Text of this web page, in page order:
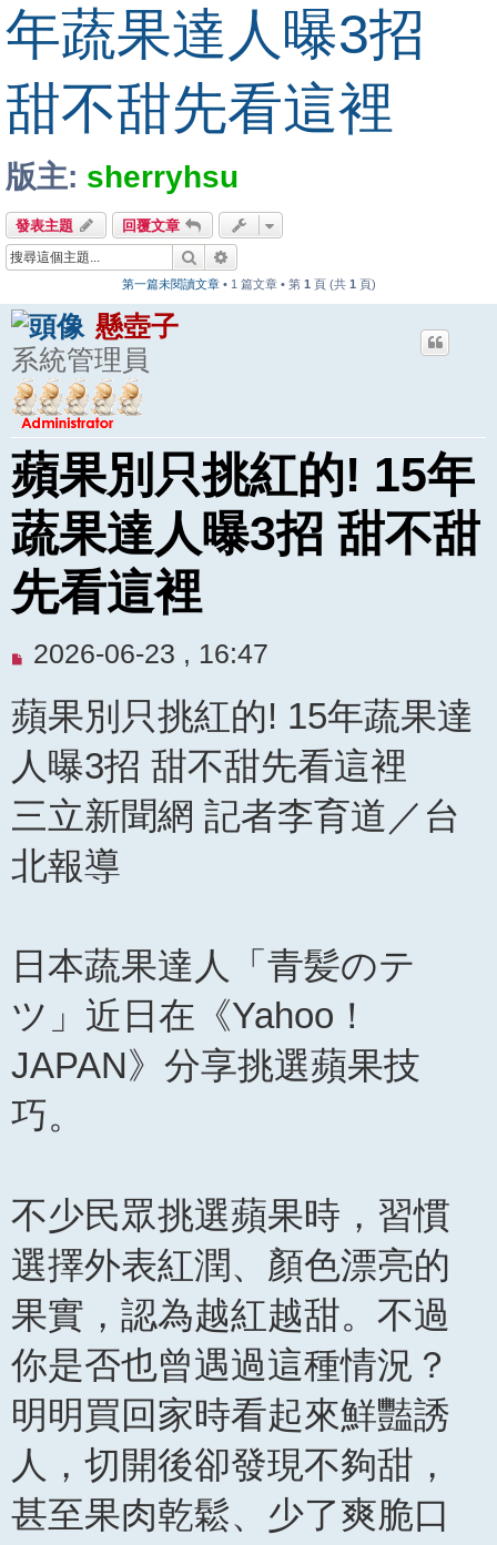
年蔬果達人曝3招
甜不甜先看這裡
版主: sherryhsu
發表主題
回覆文章
搜尋
第一篇未閱讀文章• 1 篇文章 • 第 1 頁 (共 1 頁)
懸壺子
系統管理員
蘋果別只挑紅的! 15年
蔬果達人曝3招 甜不甜
先看這裡
未
讀
文
章
2026-06-23 , 16:47
蘋果別只挑紅的! 15年蔬果達
人曝3招 甜不甜先看這裡
三立新聞網 記者李育道／台
北報導
日本蔬果達人「青髪のテ
ツ」近日在《Yahoo！
JAPAN》分享挑選蘋果技
巧。
不少民眾挑選蘋果時，習慣
選擇外表紅潤、顏色漂亮的
果實，認為越紅越甜。不過
你是否也曾遇過這種情況？
明明買回家時看起來鮮豔誘
人，切開後卻發現不夠甜，
甚至果肉乾鬆、少了爽脆口